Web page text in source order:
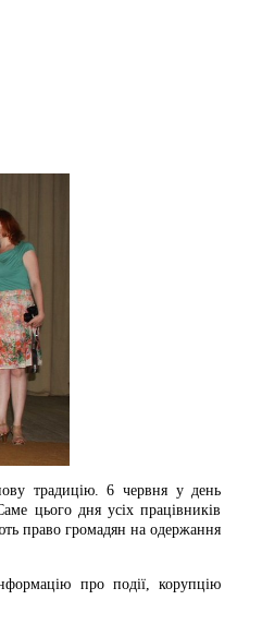
традицію. 6 червня у день
цього дня усіх працівників
право громадян на одержання
про події, корупцію